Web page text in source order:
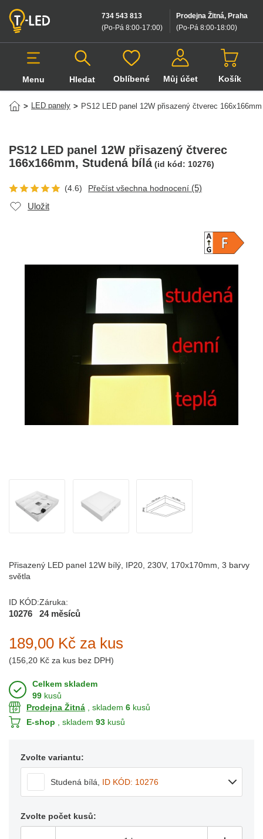
Prodejna Žitná, Praha
(Po-Pá 8:00-18:00)
734 543 813
(Po-Pá 8:00-17:00)
Menu Hledat
Hledat v produktech
Oblíbené Můj účet Košík
> LED panely > PS12 LED panel 12W přisazený čtverec 166x166mm
PS12 LED panel 12W přisazený čtverec
166x166mm, Studená bílá (id kód: 10276)
(4.6) Přečíst všechna hodnocení (5)
Uložit
Přisazený LED panel 12W bílý, IP20, 230V, 170x170mm, 3 barvy
světla
ID KÓD:
10276
Záruka:
24 měsíců
189,00 Kč za kus
(156,20 Kč za kus bez DPH)
Celkem skladem
99 kusů
Prodejna Žitná , skladem 6 kusů
E-shop , skladem 93 kusů
Zvolte variantu:
Studená bílá, ID KÓD: 10276
Zvolte počet kusů: